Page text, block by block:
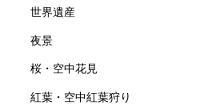
世界遺産
夜景
桜・空中花見
紅葉・空中紅葉狩り